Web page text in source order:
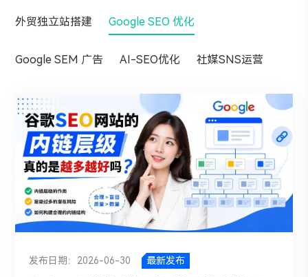
外贸独立站搭建 Google SEO 优化
Google SEM 广告 AI-SEO优化 社媒SNS运营
发布日期：2026-06-30 最新发布